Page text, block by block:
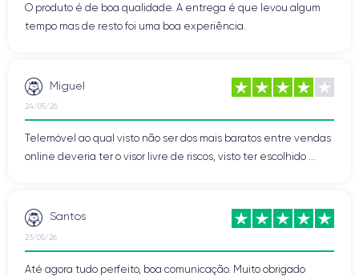
O produto é de boa qualidade. A entrega é que levou algum
tempo mas de resto foi uma boa experiência.
Miguel
24/05/26
Telemóvel ao qual visto não ser dos mais baratos entre vendas
online deveria ter o visor livre de riscos, visto ter escolhido ...
Santos
23/05/26
Até agora tudo perfeito, boa comunicação. Muito obrigado